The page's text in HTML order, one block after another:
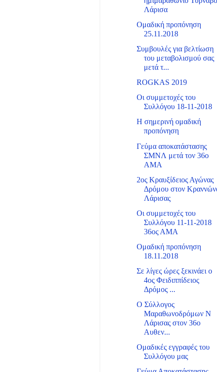
Λάρισα
Ομαδική προπόνηση
25.11.2018
Συμβουλές για βελτίωση
του μεταβολισμού σας
μετά τ...
ROGKAS 2019
Οι συμμετοχές του
Συλλόγου 18-11-2018
Η σημερινή ομαδική
προπόνηση
Γεύμα αποκατάστασης
ΣΜΝΛ μετά τον 36ο
ΑΜΑ
2ος Κραυξίδειος Αγώνας
Δρόμου στον
Λάρισας
Οι συμμετοχές του
Συλλόγου 11-11-2018
36ος ΑΜΑ
Ομαδική προπόνηση
18.11.2018
Σε λίγες ώρες ξεκινάει ο
4ος Φειδιππίδειος
Δρόμος ...
Ο Σύλλογος
Μαραθωνοδρόμων Ν
Λάρισας στον 36ο
Αυθεν...
Ομαδικές εγγραφές του
Συλλόγου μας